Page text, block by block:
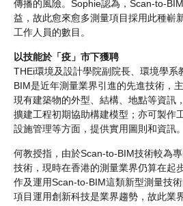
傳播的風險。Sophie認為，Scan-to-
益，故此愈來愈多測量項目採用此種嶄
工作人員的數目。
以技能於「疫」市下獲聘
THEi環境及設計學院副院長、環境學系
BIM是近年測量業界引進的先進技術，
現有建築物的外型、結構、地點等資訊
擴建工程初期協助構建模型；亦可製作
設施管理等方面，提供實用圖則和資訊。
何教授指，由於Scan-to-BIM技術較為
技術，現時在香港的測量業界仍算在起
作及運用Scan-to-BIM這類新型測量技
項目運用創新科技是業界趨勢，故此業